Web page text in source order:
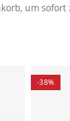
um sofort
-38%